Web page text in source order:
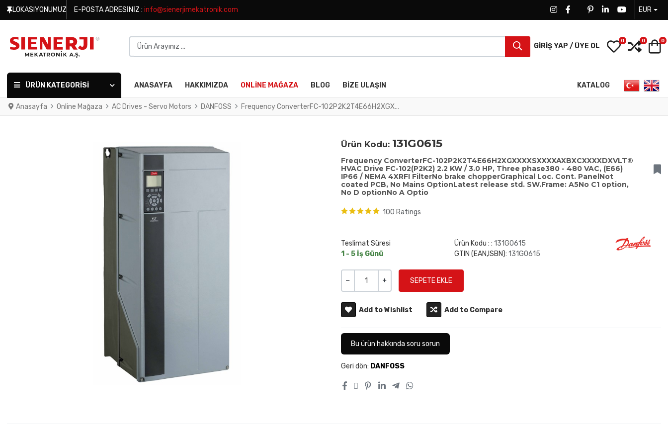
LOKASIYONUMUZ E-POSTA ADRESINIZ : info@sienerjimekatronik.com FACEBOOK SOCIAL LINK
FACEBOOK SOCIAL LINK
TWITTER SOCIAL LINK
PINTEREST SOCIAL LINK
LINKEDIN SOCIAL
YOUTUBE
EUR
Ürün Arayınız ...
GIRIŞ YAP / ÜYE OL My Wishlist
0 0 0
ÜRÜN KATEGORISI ANASAYFA HAKKIMIZDA ONLINE MAĞAZA BLOG BIZE ULAŞIN KATALOG Dilinizi seçin
Anasayfa Online Mağaza AC Drives - Servo Motors DANFOSS Frequency ConverterFC-102P2K2T4E66H2XGXXXXSXXXXAXBXCXXXXDXVLT® HVAC Drive FC-102(P2K2) 2.2 KW / 3.0 HP, Three phase380 - 480 VAC, (E66) IP66 / NEMA 4XRFI FilterNo brake chopperGraphical Loc. Cont. PanelNot coated PCB, No Mains OptionLatest release std. SW.Frame: A5No C1 option, No D optionNo A Optio
Ürün Kodu: 131G0615
Frequency ConverterFC-102P2K2T4E66H2XGXXXXSXXXXAXBXCXXXXDXVLT®
HVAC Drive FC-102(P2K2) 2.2 KW / 3.0 HP, Three phase380 - 480 VAC, (E66)
IP66 / NEMA 4XRFI FilterNo brake chopperGraphical Loc. Cont. PanelNot
coated PCB, No Mains OptionLatest release std. SW.Frame: A5No C1 option,
No D optionNo A Optio
100 Ratings
Teslimat Süresi
1 - 5 İş Günü
Ürün Kodu : : 131G0615
GTIN (EAN,ISBN): 131G0615
Add to Wishlist Add to Compare
Bu ürün hakkında soru sorun
Geri dön: DANFOSS